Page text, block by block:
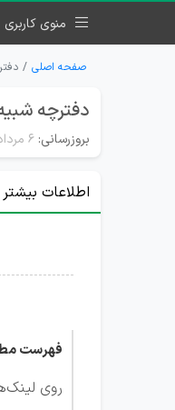
منوی کاربری
صفحه اصلی
دفترچه
بروزرسانی: ۶ مرداد ۱۴۰۴
اطلاعات بیشتر
فهرست
روی